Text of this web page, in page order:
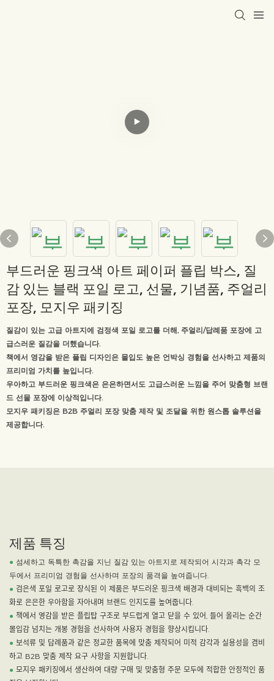
부드러운 핑크색 아트 페이퍼 플립 박스, 질
감 있는 블랙 포일 로고, 선물, 기념품, 주얼리
포장, 모지우 패키징
질감이 있는 고급 아트지에 검정색 포일 로고를 더해, 주얼리/답례품 포장에 고
급스러운 질감을 더했습니다.
책에서 영감을 받은 플립 디자인은 몰입도 높은 언박싱 경험을 선사하고 제품의
프리미엄 가치를 높입니다.
우아하고 부드러운 핑크색은 은은하면서도 고급스러운 느낌을 주어 맞춤형 브랜
드 선물 포장에 이상적입니다.
모지우 패키징은 B2B 주얼리 포장 맞춤 제작 및 조달을 위한 원스톱 솔루션을
제공합니다.
제품 특징
● 섬세하고 독특한 촉감을 지닌 질감 있는 아트지로 제작되어 시각과 촉각 모
두에서 프리미엄 경험을 선사하며 포장의 품격을 높여줍니다.
● 검은색 포일 로고로 장식된 이 제품은 부드러운 핑크색 배경과 대비되는 흑백의 조
화로 은은한 우아함을 자아내며 브랜드 인지도를 높여줍니다.
● 책에서 영감을 받은 플립탑 구조로 부드럽게 열고 닫을 수 있어, 들어 올리는 순간
몰입감 넘치는 개봉 경험을 선사하여 사용자 경험을 향상시킵니다.
● 보석류 및 답례품과 같은 정교한 품목에 맞춤 제작되어 미적 감각과 실용성을 겸비
하고 B2B 맞춤 제작 요구 사항을 지원합니다.
● 모지우 패키징에서 생산하여 대량 구매 및 맞춤형 주문 모두에 적합한 안정적인 품